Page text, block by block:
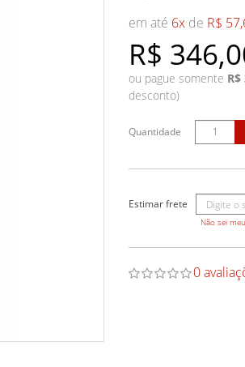
R$
em até 6x de R$
ou pague somente R$
desconto)
Quantidade
Não sei
0